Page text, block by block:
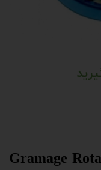
Gramage